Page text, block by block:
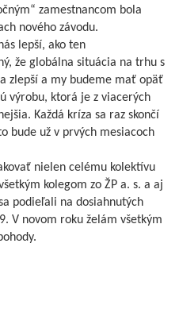
zamestnancom bola
nového závodu.
lepší, ako ten
že globálna situácia na trhu s
zlepší a my budeme mať opäť
výrobu, ktorá je z viacerých
Každá kríza sa raz skončí
bude už v prvých mesiacoch
nielen celému kolektívu
kolegom zo ŽP a. s. a aj
podieľali na dosiahnutých
V novom roku želám všetkým